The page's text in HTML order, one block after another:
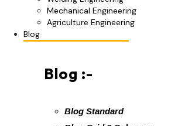
Mechanical Engineering
Agriculture Engineering
Blog
Blog :-
Blog Standard